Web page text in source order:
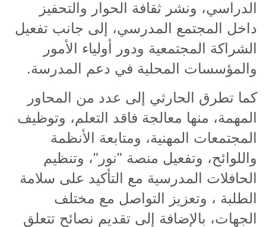
الدراسي، ونشر ثقافة الحوار والتحفيز
داخل المجتمع المدرسي، إلى جانب تفعيل
الشراكة المجتمعية ودور أولياء الأمور
والمؤسسات المحلية في دعم المدرسة.
كما تطرق الحارثي إلى عدد من المحاور
المهمة، منها معالجة فاقد التعلم، وتوظيف
المجتمعات المهنية، ومتابعة الأنظمة
واللوائح، وتفعيل منصة "نور"، وتنظيم
الحافلات المدرسية مع التأكيد على سلامة
الطلبة ، وتعزيز التواصل مع مختلف
الجهات، بالإضافة إلى تقديم نصائح تتعلق